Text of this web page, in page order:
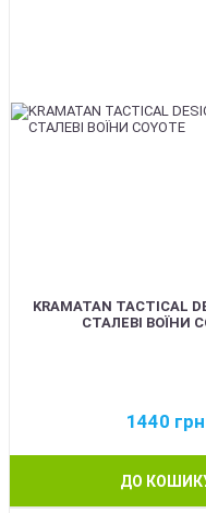
KRAMATAN TACTICAL
СТАЛЕВІ ВОЇНИ
1440 грн
ДО